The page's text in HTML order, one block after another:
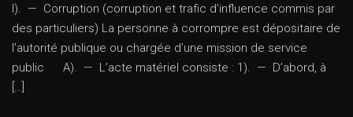
I). — Corruption (corruption et trafic d’influence commis par
des particuliers) La personne à corrompre est dépositaire de
l’autorité publique ou chargée d’une mission de service
public A). — L’acte matériel consiste : 1). — D’abord, à